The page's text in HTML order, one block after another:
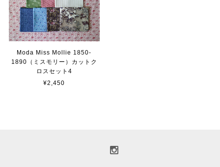
Moda Miss Mollie 1850-
1890（ミスモリー）カットク
ロスセット4
¥2,450